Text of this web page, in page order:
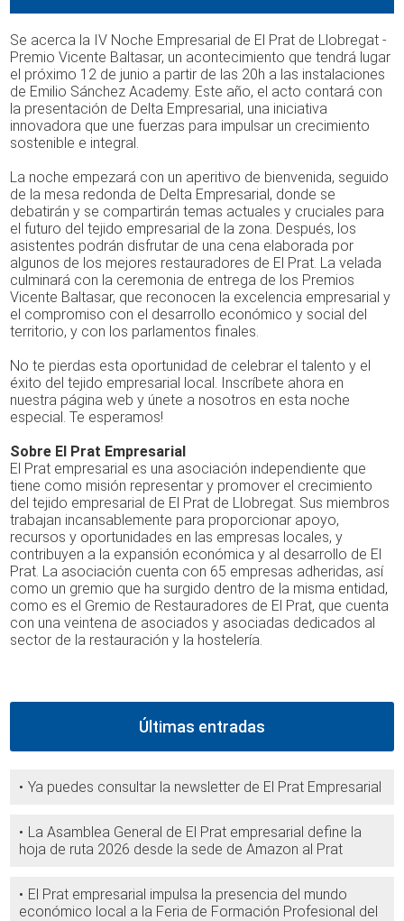
Se acerca la IV Noche Empresarial de El Prat de Llobregat -
Premio Vicente Baltasar, un acontecimiento que tendrá lugar
el próximo 12 de junio a partir de las 20h a las instalaciones
de Emilio Sánchez Academy. Este año, el acto contará con
la presentación de Delta Empresarial, una iniciativa
innovadora que une fuerzas para impulsar un crecimiento
sostenible e integral.
La noche empezará con un aperitivo de bienvenida, seguido
de la mesa redonda de Delta Empresarial, donde se
debatirán y se compartirán temas actuales y cruciales para
el futuro del tejido empresarial de la zona. Después, los
asistentes podrán disfrutar de una cena elaborada por
algunos de los mejores restauradores de El Prat. La velada
culminará con la ceremonia de entrega de los Premios
Vicente Baltasar, que reconocen la excelencia empresarial y
el compromiso con el desarrollo económico y social del
territorio, y con los parlamentos finales.
No te pierdas esta oportunidad de celebrar el talento y el
éxito del tejido empresarial local. Inscríbete ahora en
nuestra página web y únete a nosotros en esta noche
especial. Te esperamos!
Sobre El Prat Empresarial
El Prat empresarial es una asociación independiente que
tiene como misión representar y promover el crecimiento
del tejido empresarial de El Prat de Llobregat. Sus miembros
trabajan incansablemente para proporcionar apoyo,
recursos y oportunidades en las empresas locales, y
contribuyen a la expansión económica y al desarrollo de El
Prat. La asociación cuenta con 65 empresas adheridas, así
como un gremio que ha surgido dentro de la misma entidad,
como es el Gremio de Restauradores de El Prat, que cuenta
con una veintena de asociados y asociadas dedicados al
sector de la restauración y la hostelería.
Últimas entradas
Ya puedes consultar la newsletter de El Prat Empresarial
La Asamblea General de El Prat empresarial define la
hoja de ruta 2026 desde la sede de Amazon al Prat
El Prat empresarial impulsa la presencia del mundo
económico local a la Feria de Formación Profesional del